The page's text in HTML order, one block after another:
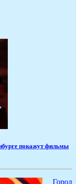
покажут фильмы
Город